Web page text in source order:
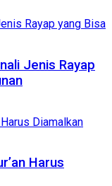
Jenis Rayap
Harus